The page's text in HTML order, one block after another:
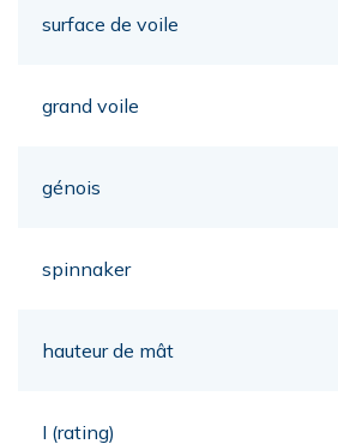
surface de voile
grand voile
génois
spinnaker
hauteur de mât
I (rating)